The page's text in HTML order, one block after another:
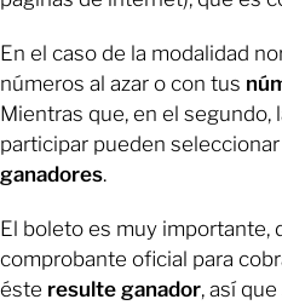
En el caso de la modalidad
números al azar o con tus
Mientras que, en el segundo,
participar pueden
ganadores.
El boleto es muy importante,
comprobante oficial para
éste resulte ganador, así